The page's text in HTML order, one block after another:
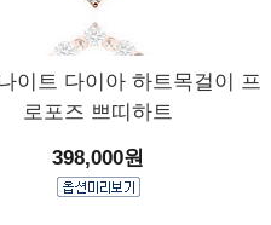
이트 다이아 하트목걸이 프
로포즈 쁘띠하트
398,000원